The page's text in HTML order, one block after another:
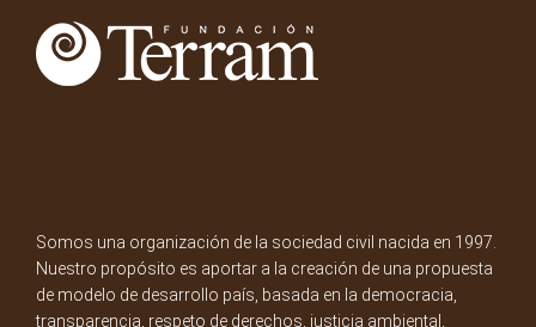
Somos una organización de la sociedad civil nacida en 1997.
Nuestro propósito es aportar a la creación de una propuesta
de modelo de desarrollo país, basada en la democracia,
transparencia, respeto de derechos, justicia ambiental,